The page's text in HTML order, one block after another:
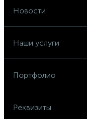
Новости
Наши услуги
Портфолио
Реквизиты